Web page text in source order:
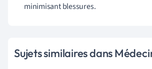
minimisant blessures.
Sujets similaires dans